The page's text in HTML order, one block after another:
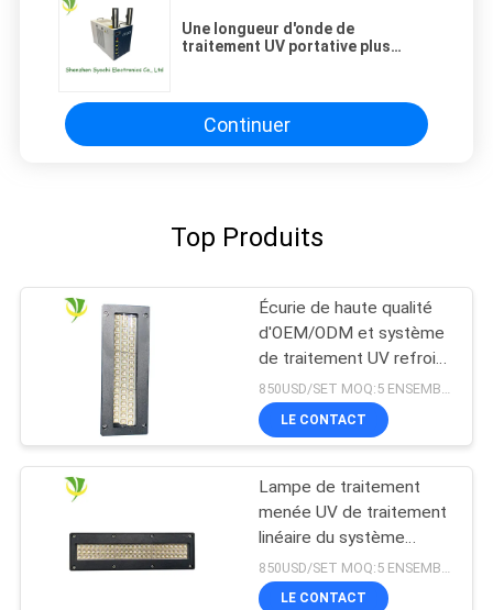
Une longueur d'onde de
traitement UV portative plus
Continuer
Top Produits
Écurie de haute qualité
d'OEM/ODM et système
de traitement UV refroidi
à l'eau sûr du
refroidissement par l'eau
LED pour la machine
LE CONTACT
Lampe de traitement
menée UV de traitement
linéaire du système
365nm 395nm 405nm de
Shenzhen 1200w
LE CONTACT